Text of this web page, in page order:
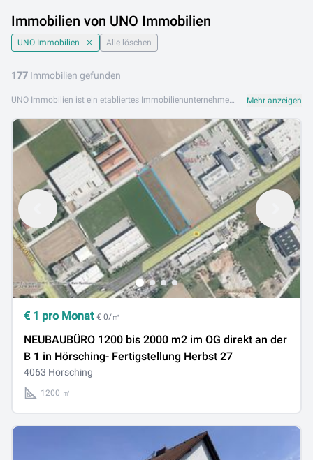
Immobilien von UNO Immobilien
UNO Immobilien Alle löschen
177 Immobilien gefunden
UNO Immobilien ist ein etabliertes Immobilienunternehmen, das seinen Kunden mit einem starken Team und umfassendem Service beim Kauf, Verkauf und der Vermietung von Immobilien zur Seite steht. Mit klarem Fokus auf Kundenzufriedenheit und Qualität agiert UNO Immobilien als verlässlicher Partner am Immobilienmarkt. Das Portfolio von UNO Immobilien umfasst Eigentumswohnungen, Mietwohnungen, Einfamilienhäuser, Grundstücke sowie Gewerbe- und Anlageimmobilien. Das erfahrene Team begleitet Kunden von der ersten Besichtigung bis zum erfolgreichen Abschluss. UNO Immobilien ist an folgenden Standorten aktiv: 4061 Pasching. Durchsuchen Sie jetzt das aktuelle Immobilienangebot von UNO Immobilien auf Lib.at und finden Sie Ihre perfekte Immobilie. Mehr anzeigen
€ 1 pro Monat € 0/㎡
NEUBAUBÜRO 1200 bis 2000 m2 im OG direkt an der
B 1 in Hörsching- Fertigstellung Herbst 27
4063 Hörsching
1200 ㎡